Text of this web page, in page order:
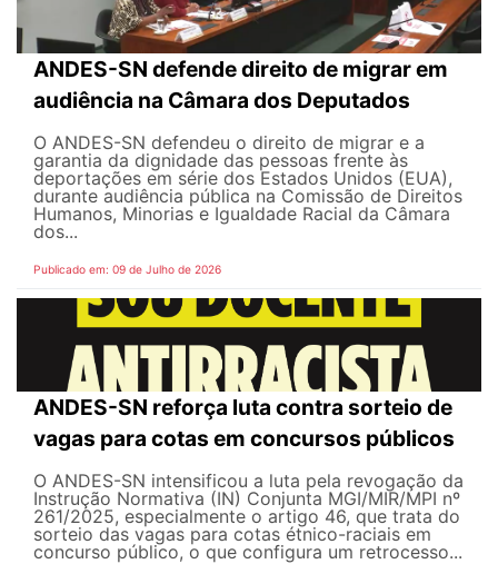
ANDES-SN defende direito de migrar em
audiência na Câmara dos Deputados
O ANDES-SN defendeu o direito de migrar e a
garantia da dignidade das pessoas frente às
deportações em série dos Estados Unidos (EUA),
durante audiência pública na Comissão de Direitos
Humanos, Minorias e Igualdade Racial da Câmara
dos...
Publicado em: 09 de Julho de 2026
ANDES-SN reforça luta contra sorteio de
vagas para cotas em concursos públicos
O ANDES-SN intensificou a luta pela revogação da
Instrução Normativa (IN) Conjunta MGI/MIR/MPI nº
261/2025, especialmente o artigo 46, que trata do
sorteio das vagas para cotas étnico-raciais em
concurso público, o que configura um retrocesso...